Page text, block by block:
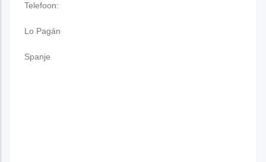
Telefoon:
Lo Pagán
Spanje